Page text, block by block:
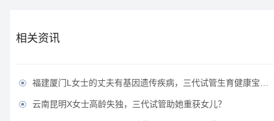
相关资讯
 福建厦门L女士的丈夫有基因遗传疾病，三代试管生育健康宝宝？
 云南昆明X女士高龄失独，三代试管助她重获女儿？